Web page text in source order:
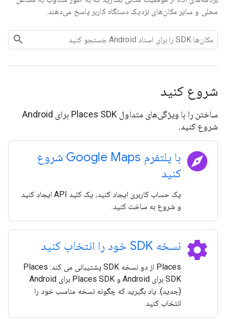
محلی و سایر مکان‌های نزدیک دستگاه کاربر پاسخ می‌دهند.
شروع کنید
ساختن را با ویژگی‌های متداول Places SDK برای Android
شروع کنید.
explore
با پلتفرم Google Maps شروع
کنید
یک حساب کاربری ایجاد کنید، یک کلید API ایجاد کنید
و شروع به ساخت کنید.
settings نسخه SDK خود را انتخاب کنید
Places از دو نسخه SDK پشتیبانی می کند: Places
SDK برای Android و Places SDK برای Android
(جدید). یاد بگیرید که چگونه نسخه مناسب خود را
انتخاب کنید.